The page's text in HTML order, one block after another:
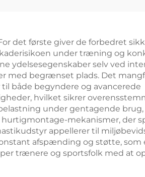
det første giver de forbedret
under træning og
ydelsesegenskaber selv ved
med begrænset plads. Det
både begyndere og avancerede
hvilket sikrer
under gentagende
mekanismer, der
appellerer til
afspænding og støtte, som
trænere og sportsfolk med at